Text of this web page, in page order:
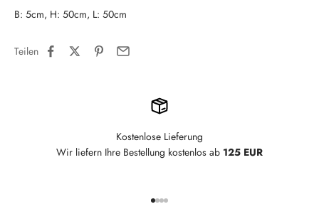
B: 5cm, H: 50cm, L: 50cm
Teilen
Kostenlose Lieferung
Wir liefern Ihre Bestellung kostenlos ab 125 EUR